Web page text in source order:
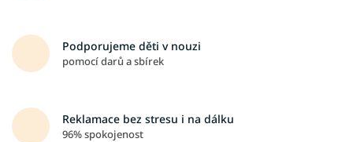
Podporujeme děti v nouzi
pomocí darů a sbírek
Reklamace bez stresu i na dálku
96% spokojenost